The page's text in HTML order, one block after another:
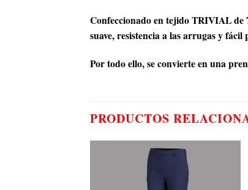
Confeccionado en tejido TRIVIAL
suave, resistencia a las arrugas y fácil
Por todo ello, se convierte en una
PRODUCTOS